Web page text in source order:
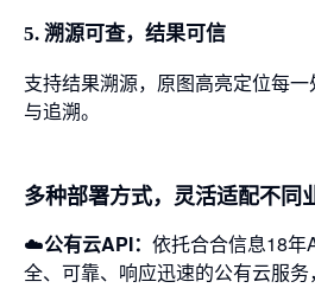
5. 溯源可查，结果可信
支持结果溯源，原图高亮定位每
与追溯。
多种部署方式，灵活适配不同
☁️公有云API： 依托合合信息18年
全、可靠、响应迅速的公有云服务